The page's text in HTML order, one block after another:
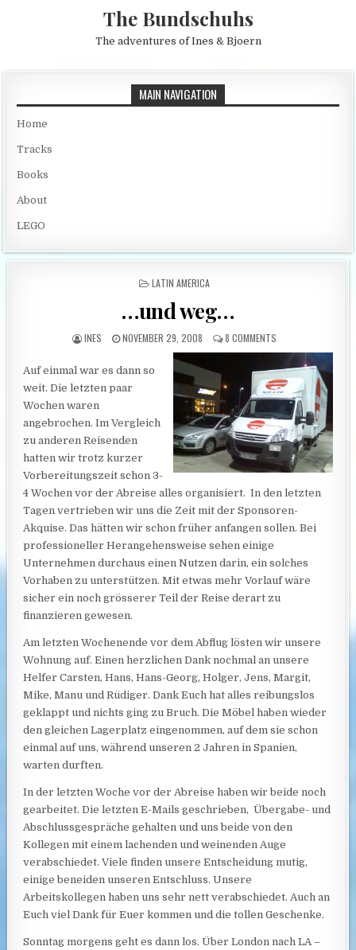
The Bundschuhs
The adventures of Ines & Bjoern
MAIN NAVIGATION
Home
Tracks
Books
About
LEGO
POSTED IN
LATIN AMERICA
…und weg…
AUTHOR:
INES PUBLISHED DATE:
NOVEMBER 29, 2008 8 COMMENTSON …UND WEG…
Auf einmal war es dann so
weit. Die letzten paar
Wochen waren
angebrochen. Im Vergleich
zu anderen Reisenden
hatten wir trotz kurzer
Vorbereitungszeit schon 3-
4 Wochen vor der Abreise alles organisiert. In den letzten
Tagen vertrieben wir uns die Zeit mit der Sponsoren-
Akquise. Das hätten wir schon früher anfangen sollen. Bei
professioneller Herangehensweise sehen einige
Unternehmen durchaus einen Nutzen darin, ein solches
Vorhaben zu unterstützen. Mit etwas mehr Vorlauf wäre
sicher ein noch grösserer Teil der Reise derart zu
finanzieren gewesen.
Am letzten Wochenende vor dem Abflug lösten wir unsere
Wohnung auf. Einen herzlichen Dank nochmal an unsere
Helfer Carsten, Hans, Hans-Georg, Holger, Jens, Margit,
Mike, Manu und Rüdiger. Dank Euch hat alles reibungslos
geklappt und nichts ging zu Bruch. Die Möbel haben wieder
den gleichen Lagerplatz eingenommen, auf dem sie schon
einmal auf uns, während unseren 2 Jahren in Spanien,
warten durften.
In der letzten Woche vor der Abreise haben wir beide noch
gearbeitet. Die letzten E-Mails geschrieben, Übergabe- und
Abschlussgespräche gehalten und uns beide von den
Kollegen mit einem lachenden und weinenden Auge
verabschiedet. Viele finden unsere Entscheidung mutig,
einige beneiden unseren Entschluss. Unsere
Arbeitskollegen haben uns sehr nett verabschiedet. Auch an
Euch viel Dank für Euer kommen und die tollen Geschenke.
Sonntag morgens geht es dann los. Über London nach LA –